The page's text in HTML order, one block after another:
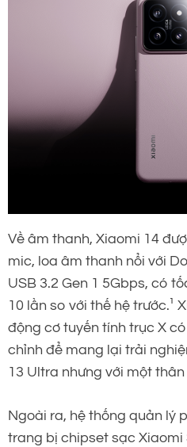
Về âm thanh, Xiaomi 14
mic, loa âm thanh nổi với
USB 3.2 Gen 1 5Gbps, có
10 lần so với thế hệ trước.¹
động cơ tuyến tính trục X
chỉnh để mang lại trải
13 Ultra nhưng với một
Ngoài ra, hệ thống quản lý
trang bị chipset sạc Xiaomi